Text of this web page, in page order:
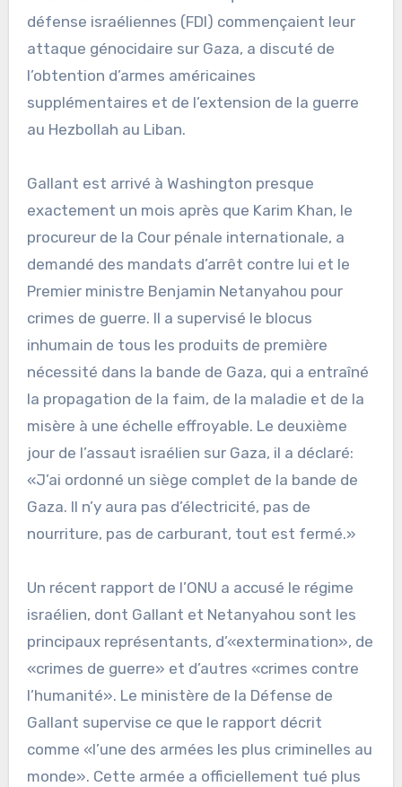
défense israéliennes (FDI) commençaient leur
attaque génocidaire sur Gaza, a discuté de
l’obtention d’armes américaines
supplémentaires et de l’extension de la guerre
au Hezbollah au Liban.
Gallant est arrivé à Washington presque
exactement un mois après que Karim Khan, le
procureur de la Cour pénale internationale, a
demandé des mandats d’arrêt contre lui et le
Premier ministre Benjamin Netanyahou pour
crimes de guerre. Il a supervisé le blocus
inhumain de tous les produits de première
nécessité dans la bande de Gaza, qui a entraîné
la propagation de la faim, de la maladie et de la
misère à une échelle effroyable. Le deuxième
jour de l’assaut israélien sur Gaza, il a déclaré:
«J’ai ordonné un siège complet de la bande de
Gaza. Il n’y aura pas d’électricité, pas de
nourriture, pas de carburant, tout est fermé.»
Un récent rapport de l’ONU a accusé le régime
israélien, dont Gallant et Netanyahou sont les
principaux représentants, d’«extermination», de
«crimes de guerre» et d’autres «crimes contre
l’humanité». Le ministère de la Défense de
Gallant supervise ce que le rapport décrit
comme «l’une des armées les plus criminelles au
monde». Cette armée a officiellement tué plus